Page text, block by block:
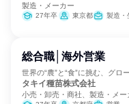
製造・メーカー
27年卒 東京都 製造・
総合職│海外営業
世界の“農”と“食”に挑む、グロ
タキイ種苗株式会社
小売・卸売・商社、製造・メ